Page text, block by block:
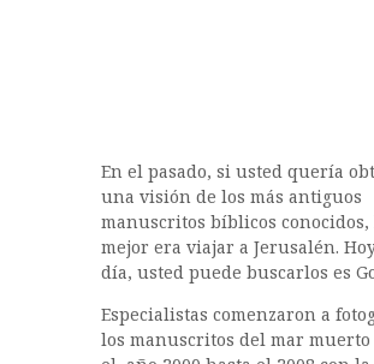
En el pasado, si usted quería
una visión de los más antiguos
manuscritos bíblicos conocidos,
mejor era viajar a Jerusalén.
día, usted puede buscarlos es
Especialistas comenzaron a
los manuscritos del mar muerto